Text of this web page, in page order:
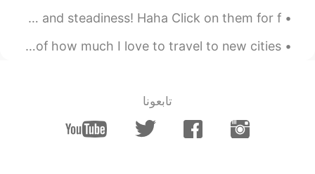
My panoramic shots for today! I getting better at speed and steadiness! Haha Click on them for f...
I miss traveling. 😢 looking at these photos reminds me of how much I love to travel to new cities...
تابعونا